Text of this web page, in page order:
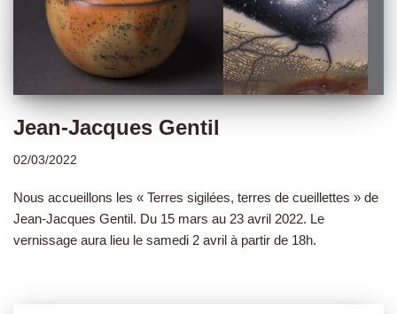
Jean-Jacques Gentil
02/03/2022
Nous accueillons les « Terres sigilées, terres de cueillettes » de
Jean-Jacques Gentil. Du 15 mars au 23 avril 2022. Le
vernissage aura lieu le samedi 2 avril à partir de 18h.